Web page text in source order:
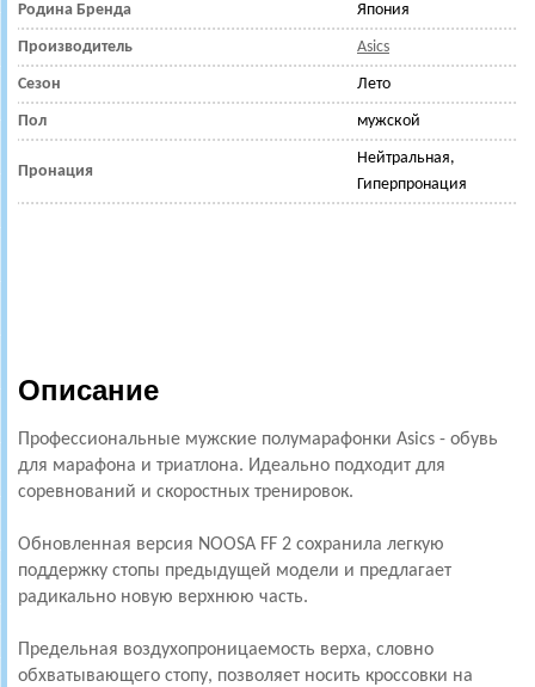
Родина Бренда Япония
Производитель Asics
Сезон Лето
Пол мужской
Пронация
Нейтральная,
Гиперпронация
Описание
Профессиональные мужские полумарафонки Asics - обувь
для марафона и триатлона. Идеально подходит для
соревнований и скоростных тренировок.
Обновленная версия NOOSA FF 2 сохранила легкую
поддержку стопы предыдущей модели и предлагает
радикально новую верхнюю часть.
Предельная воздухопроницаемость верха, словно
обхватывающего стопу, позволяет носить кроссовки на